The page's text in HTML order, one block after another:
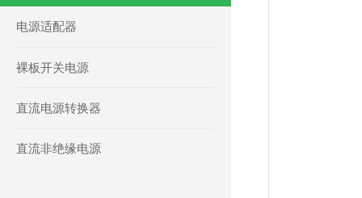
电源适配器
裸板开关电源
直流电源转换器
直流非绝缘电源